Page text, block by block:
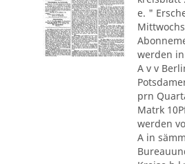
e. "
werden
A v v
prn
Matrk
werden
A in